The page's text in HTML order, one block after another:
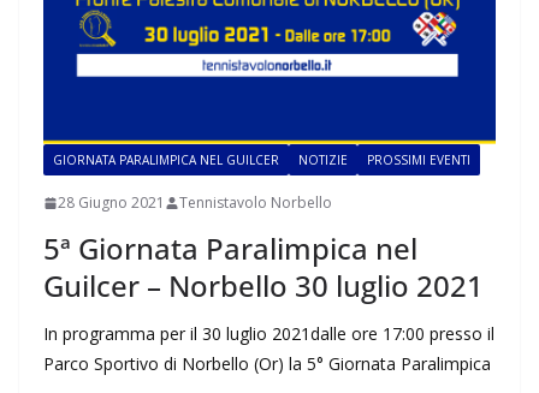
GIORNATA PARALIMPICA NEL GUILCER NOTIZIE PROSSIMI EVENTI
28 Giugno 2021 Tennistavolo Norbello
5ª Giornata Paralimpica nel
Guilcer – Norbello 30 luglio 2021
In programma per il 30 luglio 2021dalle ore 17:00 presso il
Parco Sportivo di Norbello (Or) la 5° Giornata Paralimpica